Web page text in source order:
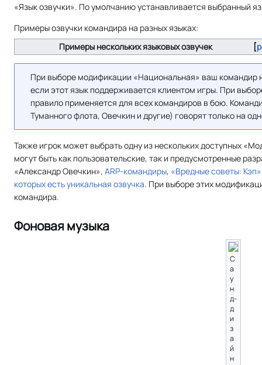
«Язык озвучки». По умолчанию устанавливается выбранный
Примеры озвучки командира на разных языках:
Примеры нескольких языковых озвучек
При выборе модификации «Национальная» ваш командир
если этот язык поддерживается клиентом игры. При
правило применяется для всех командиров в бою.
Туманного флота, Овечкин и другие) говорят только на
Также игрок может выбрать одну из нескольких доступных
могут быть как пользовательские, так и предусмотренные
«Александр Овечкин», ARP-командиры, «Вредные советы: Кэп»
которых есть уникальная озвучка. При выборе этих
командира.
Фоновая музыка
С
а
у
н
д-
д
и
з
а
й
н